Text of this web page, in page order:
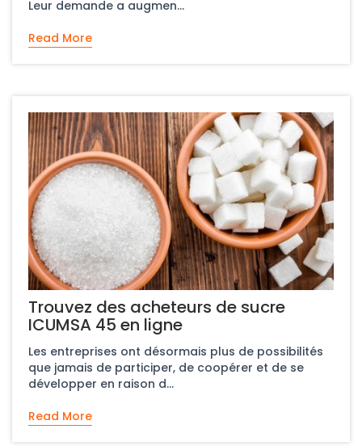
Leur demande a augmen...
Read More
Trouvez des acheteurs de sucre
ICUMSA 45 en ligne
Les entreprises ont désormais plus de possibilités
que jamais de participer, de coopérer et de se
développer en raison d...
Read More